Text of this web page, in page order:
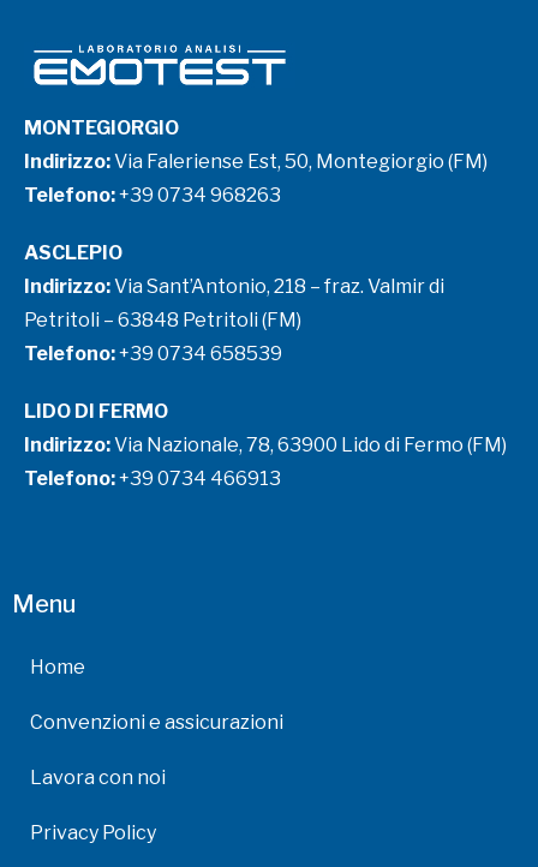
MONTEGIORGIO
Indirizzo:Via Faleriense Est, 50, Montegiorgio (FM)
Telefono:+39 0734 968263
ASCLEPIO
Indirizzo:Via Sant’Antonio, 218 – fraz. Valmir di
Petritoli – 63848 Petritoli (FM)
Telefono:+39 0734 658539
LIDO DI FERMO
Indirizzo:Via Nazionale, 78, 63900 Lido di Fermo (FM)
Telefono:+39 0734 466913
Menu
Home
Convenzioni e assicurazioni
Lavora con noi
Privacy Policy